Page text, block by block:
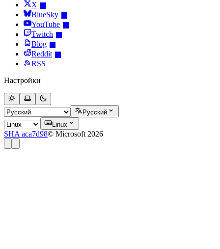
X
BlueSky
YouTube
Twitch
Blog
Reddit
RSS
Настройки
Русский
Linux
SHA aca7d98© Microsoft 2026